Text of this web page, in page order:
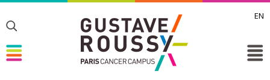
EN
Toggle
Toggle